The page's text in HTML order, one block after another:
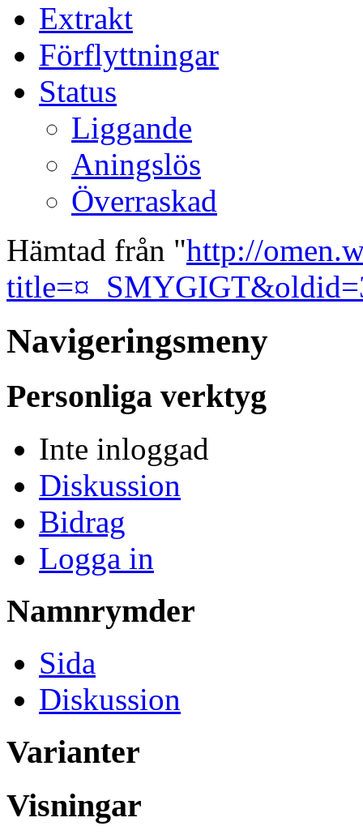
Extrakt
Förflyttningar
Status
Liggande
Aningslös
Överraskad
Hämtad från "http://
Navigeringsmeny
Personliga verktyg
Inte inloggad
Diskussion
Bidrag
Logga in
Namnrymder
Sida
Diskussion
Varianter
Visningar